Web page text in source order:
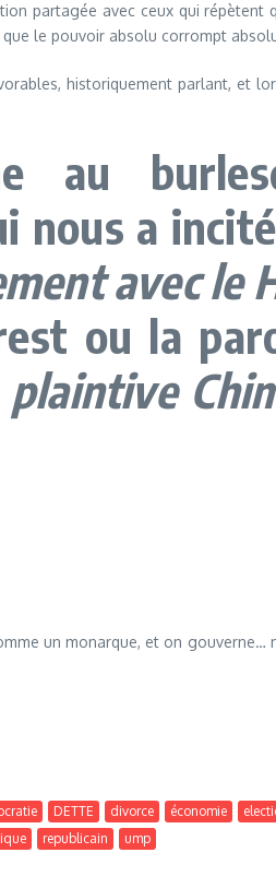
partagée avec ceux qui répètent
que le pouvoir absolu corrompt
historiquement parlant, et
au
nous a
avec le
ou la
un monarque, et on gouverne…
DETTE divorce économie
republicain ump